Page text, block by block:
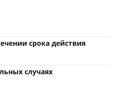
срока действия
случаях